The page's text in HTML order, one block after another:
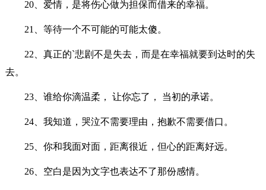
20、爱情，是将伤心做为担保而借来的幸福。
21、等待一个不可能的可能太傻。
22、真正的`悲剧不是失去，而是在幸福就要到达时的失
去。
23、谁给你滴温柔， 让你忘了， 当初的承诺。
24、我知道，哭泣不需要理由，抱歉不需要借口。
25、你和我面对面，距离很近，但心的距离好远。
26、空白是因为文字也表达不了那份感情。